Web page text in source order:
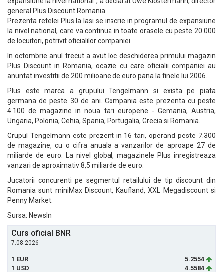
general Plus Discount Romania.
Prezenta retelei Plus la Iasi se inscrie in programul de expansiune
la nivel national, care va continua in toate orasele cu peste 20.000
de locuitori, potrivit oficialilor companiei.
In octombrie anul trecut a avut loc deschiderea primului magazin
Plus Discount in Romania, ocazie cu care oficialii companiei au
anuntat investitii de 200 milioane de euro pana la finele lui 2006.
Plus este marca a grupului Tengelmann si exista pe piata
germana de peste 30 de ani. Compania este prezenta cu peste
4.100 de magazine in noua tari europene - Gemania, Austria,
Ungaria, Polonia, Cehia, Spania, Portugalia, Grecia si Romania.
Grupul Tengelmann este prezent in 16 tari, operand peste 7.300
de magazine, cu o cifra anuala a vanzarilor de aproape 27 de
miliarde de euro. La nivel global, magazinele Plus inregistreaza
vanzari de aproximativ 8,5 miliarde de euro.
Jucatorii concurenti pe segmentul retailului de tip discount din
Romania sunt miniMax Discount, Kaufland, XXL Megadiscount si
Penny Market.
Sursa: NewsIn
Curs oficial BNR
7.08.2026
1 EUR
5.2554
1 USD
4.5584